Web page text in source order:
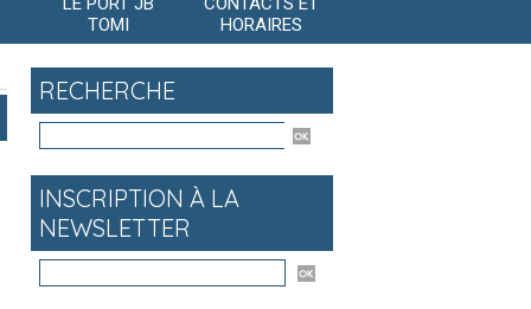
TOMI
HORAIRES
RECHERCHE
INSCRIPTION À LA
NEWSLETTER